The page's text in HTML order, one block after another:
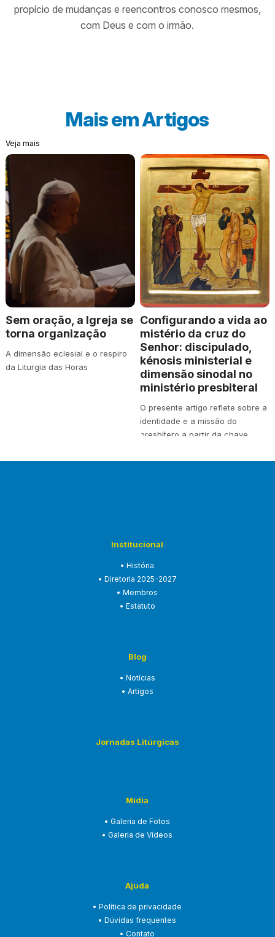
propício de mudanças e reencontros conosco mesmos,
com Deus e com o irmão.
Mais emArtigos
Veja mais
Sem oração, a Igreja se
torna organização
A dimensão eclesial e o respiro
da Liturgia das Horas
Configurando a vida ao
mistério da cruz do
Senhor: discipulado,
kénosis ministerial e
dimensão sinodal no
ministério presbiteral
O presente artigo reflete sobre a
identidade e a missão do
presbítero a partir da chave
Institucional
• História
• Diretoria 2025-2027
• Membros
• Estatuto
Blog
• Notícias
• Artigos
Jornadas Litúrgicas
Mídia
• Galeria de Fotos
• Galeria de Vídeos
Ajuda
• Política de privacidade
• Dúvidas frequentes
• Contato